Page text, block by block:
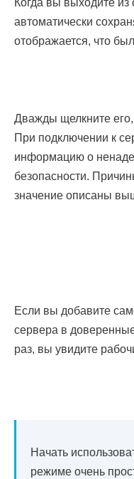
Когда вы выходите из
автоматически
отображается, что
Дважды щелкните его,
При подключении к
информацию о
безопасности.
значение описаны
Если вы добавите
сервера в
раз, вы увидите
Начать
режиме очень